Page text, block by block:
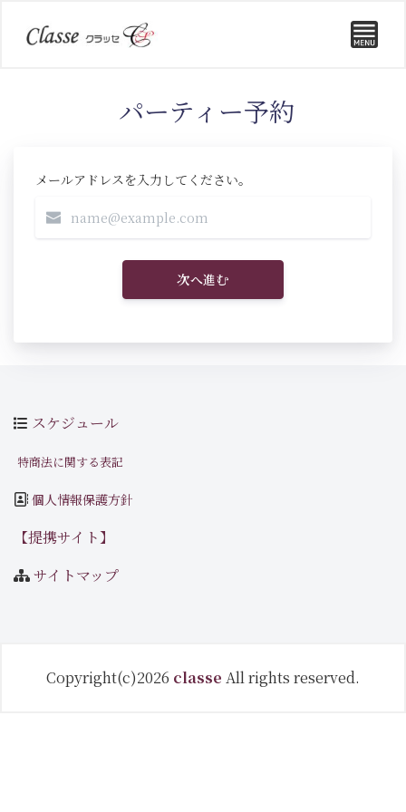
パーティー予約
メールアドレスを入力してください。
次へ進む
スケジュール
特商法に関する表記
個人情報保護方針
【提携サイト】
サイトマップ
Copyright(c)2026 classe All rights reserved.